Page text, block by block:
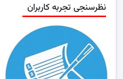
نظرسنجی تجربه کاربران